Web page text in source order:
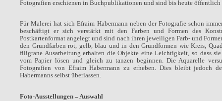
Fotografien erschienen in Buchpublikationen und sind bis heute öffentlich
Für Malerei hat sich Efraim Habermann neben der Fotografie schon
beschäftigt er sich verstärkt mit den Farben und Formen des
Postkartenformat angelegt und sind nach ihren jeweiligen Farb- und
den Grundfarben rot, gelb, blau und in den Grundformen wie Kreis,
filigrane Ausarbeitung erhalten die Objekte eine Leichtigkeit, so dass
vom Papier lösen und gleich zu tanzen beginnen. Die Aquarelle
Fotografien von Efraim Habermann zu erheben. Dies bleibt jedoch
Habermanns selbst überlassen.
Foto-Ausstellungen – Auswahl